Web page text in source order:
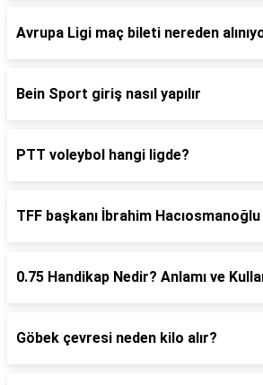
Avrupa Ligi maç bileti nereden
Bein Sport giriş nasıl yapılır
PTT voleybol hangi ligde?
TFF başkanı İbrahim
0.75 Handikap Nedir? Anlamı ve
Göbek çevresi neden kilo alır?